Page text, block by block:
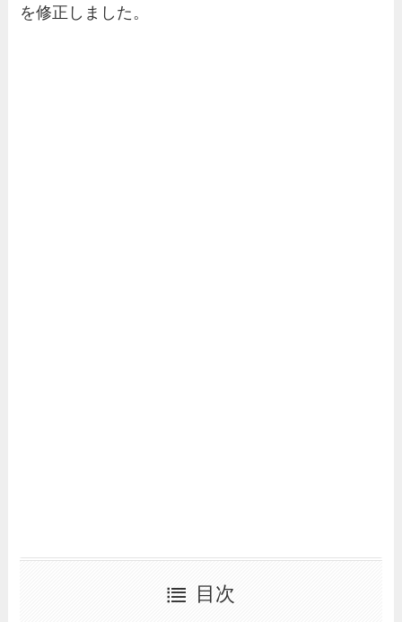
を修正しました。
目次